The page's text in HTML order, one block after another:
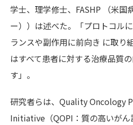
学士、理学修士、FASHP （米国
ー））は述べた。「プロトコル
ランスや副作用に前向き に取り
はすべて患者に対する治療品質
す」。
研究者らは、Quality Oncology
Initiative（QOPI：質の高いがん